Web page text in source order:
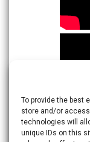
To provide the best
store and/or
technologies will
unique IDs on this